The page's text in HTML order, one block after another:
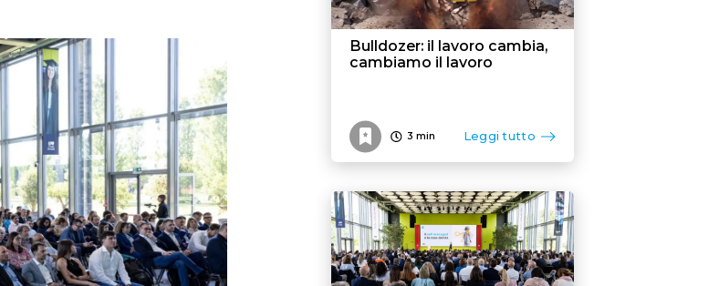
Bulldozer: il lavoro cambia,
cambiamo il lavoro
3 min Leggi tutto